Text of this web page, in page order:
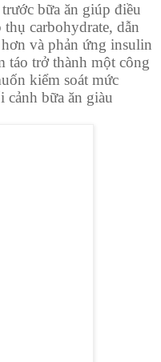
bữa ăn giúp điều
carbohydrate, dẫn
và phản ứng insulin
táo trở thành một công
kiểm soát mức
cảnh bữa ăn giàu